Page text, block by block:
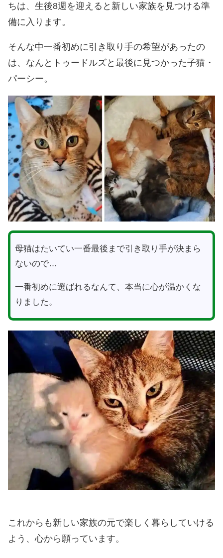
ちは、生後8週を迎えると新しい家族を見つける準
備に入ります。
そんな中一番初めに引き取り手の希望があったの
は、なんとトゥードルズと最後に見つかった子猫・
パーシー。
母猫はたいてい一番最後まで引き取り手が決まら
ないので…
一番初めに選ばれるなんて、本当に心が温かくな
りました。
これからも新しい家族の元で楽しく暮らしていける
よう、心から願っています。